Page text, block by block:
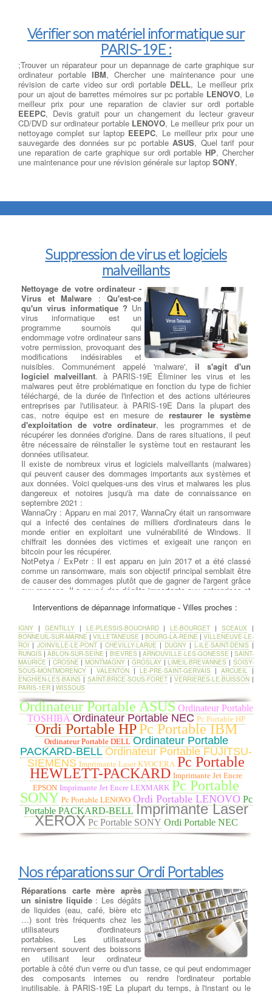
Vérifier son matériel informatique sur
PARIS-19E :
;Trouver un réparateur pour un depannage de carte graphique sur
ordinateur portableIBM, Chercher une maintenance pour une
révision de carte video sur ordi portable DELL, Le meilleur prix
pour un ajout de barrettes mémoires sur pc portable LENOVO, Le
meilleur prix pour une reparation de clavier sur ordi portable
EEEPC, Devis gratuit pour un changement du lecteur graveur
CD/DVD sur ordinateur portable LENOVO, Le meilleur prix pour un
nettoyage complet sur laptop EEEPC, Le meilleur prix pour une
sauvegarde des données sur pc portableASUS, Quel tarif pour
une reparation de carte graphique sur ordi portable HP, Chercher
une maintenance pour une révision générale sur laptop SONY,
Suppression de virus et logiciels
malveillants
Nettoyage de votre ordinateur -
Virus et Malware : Qu'est-ce
qu'un virus informatique ? Un
virus informatique est un
programme sournois qui
endommage votre ordinateur sans
votre permission, provoquant des
modifications indésirables et
nuisibles. Communément appelé 'malware', il s'agit d'un
logiciel malveillant. à PARIS-19E Éliminer les virus et les
malwares peut être problématique en fonction du type de fichier
téléchargé, de la durée de l'infection et des actions ultérieures
entreprises par l'utilisateur. à PARIS-19E Dans la plupart des
cas, notre équipe est en mesure derestaurer le système
d'exploitation de votre ordinateur, les programmes et de
récupérer les données d'origine. Dans de rares situations, il peut
être nécessaire de réinstaller le système tout en restaurant les
données utilisateur.
Il existe de nombreux virus et logiciels malveillants (malwares)
qui peuvent causer des dommages importants aux systèmes et
aux données. Voici quelques-uns des virus et malwares les plus
dangereux et notoires jusqu'à ma date de connaissance en
septembre 2021 :
WannaCry : Apparu en mai 2017, WannaCry était un ransomware
qui a infecté des centaines de milliers d'ordinateurs dans le
monde entier en exploitant une vulnérabilité de Windows. Il
chiffrait les données des victimes et exigeait une rançon en
bitcoin pour les récupérer.
NotPetya / ExPetr : Il est apparu en juin 2017 et a été classé
comme un ransomware, mais son objectif principal semblait être
de causer des dommages plutôt que de gagner de l'argent grâce
aux rançons. Il a causé des dégâts importants aux entreprises et
Conficker : Lancé en 2008, Conficker était un ver informatique
dans les systèmes Windows. Il pouvait prendre le contrôle
complet des ordinateurs infectés.
Zeus (Zbot) : C'était un cheval de Troie financier très dangereux
qui visait principalement à voler des informations sensibles,
telles que les identifiants bancaires et les mots de passe.
Stuxnet : Découvert en 2010, Stuxnet était un ver informatique
sophistiqué conçu pour cibler les systèmes de contrôle
industriels, en particulier ceux liés au programme nucléaire
iranien. Il est considéré comme l'une des premières armes
cybernétiques déployées pour attaquer des infrastructures
critiques.
Cryptolocker : C'était un ransomware qui a commencé à circuler
en 2013. Il chiffrait les fichiers des victimes et demandait une
rançon pour les décrypter.
Mirai : Apparu en 2016, Mirai était un logiciel malveillant de type
botnet qui infectait principalement les objets connectés (IoT) pour
les recruter dans un réseau de bots, qui pouvait ensuite être
utilisé pour lancer des attaques DDoS massives.
Emotet : C'était un cheval de Troie bancaire qui a évolué pour
devenir l'un des malwares les plus polyvalents et dangereux. Il
pouvait être utilisé pour voler des informations, propager d'autres
malwares et lancer des attaques de phishing.
rester vigilants, garder leur système et leurs logiciels à jour,
utiliser des solutions de sécurité fiables, et faire preuve de
prudence lorsqu'ils naviguent sur Internet et ouvrent des fichiers
provenant de sources inconnues.
Nos prestations sur PC
Ajouter ou Remplacer les
barettes mémoires:Ajout
Barrettes Mémoires: Toujours
plus gourmand en ressources, les
Interventions de dépannage informatique - Villes proches :
IGNY | GENTILLY| LE-PLESSIS-BOUCHARD|LE-BOURGET |SCEAUX |
BONNEUIL-SUR-MARNE |VILLETANEUSE | BOURG-LA-REINE |VILLENEUVE-LE-
ROI | JOINVILLE-LE-PONT | CHEVILLY-LARUE | DUGNY | L-ILE-SAINT-DENIS |
RUNGIS |ABLON-SUR-SEINE | BIEVRES | ARNOUVILLE-LES-GONESSE | SAINT-
MAURICE | CROSNE |MONTMAGNY | GROSLAY|LIMEIL-BREVANNES |SOISY-
SOUS-MONTMORENCY | VALENTON | LE-PRE-SAINT-GERVAIS | ARCUEIL |
ENGHIEN-LES-BAINS | SAINT-BRICE-SOUS-FORET | VERRIERES-LE-BUISSON |
PARIS-1ER | WISSOUS
Ordinateur Portable ASUS Ordinateur Portable
TOSHIBA Ordinateur Portable NEC Pc Portable HP
Ordi Portable HPPc Portable IBM
Ordinateur Portable DELL Ordinateur Portable
PACKARD-BELL Ordinateur Portable FUJITSU-
SIEMENS Imprimante Laser KYOCERA Pc Portable
HEWLETT-PACKARD Imprimante Jet Encre
EPSON Imprimante Jet Encre LEXMARK Pc Portable
SONY Pc Portable LENOVO Ordi Portable LENOVO Pc
Portable PACKARD-BELL Imprimante Laser
XEROX Pc Portable SONY Ordi Portable NEC
Nos réparations sur Ordi Portables
Réparations carte mère après
un sinistre liquide: Les dégâts
de liquides (eau, café, bière etc
…) sont très fréquents chez les
utilisateurs d'ordinateurs
portables. Les utilisateurs
renversent souvent des boissons
en utilisant leur ordinateur
portable à côté d'un verre ou d'un tasse, ce qui peut endommager
des composants internes ou rendre l'ordinateur portable
inutilisable. à PARIS-19E La plupart du temps, à l'instant ou le